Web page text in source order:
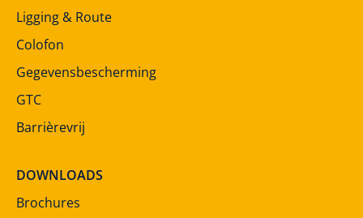
Ligging & Route
Colofon
Gegevensbescherming
GTC
Barrièrevrij
DOWNLOADS
Brochures